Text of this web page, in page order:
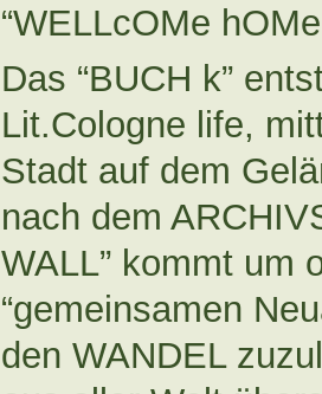
“WELLcOMe
Das “BUCH k”
Lit.Cologne life,
Stadt auf dem
nach dem
WALL” kommt um
“gemeinsamen
den WANDEL